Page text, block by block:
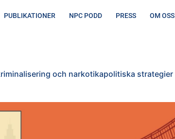
PUBLIKATIONER NPC PODD PRESS OM OSS
och narkotikapolitiska strategier